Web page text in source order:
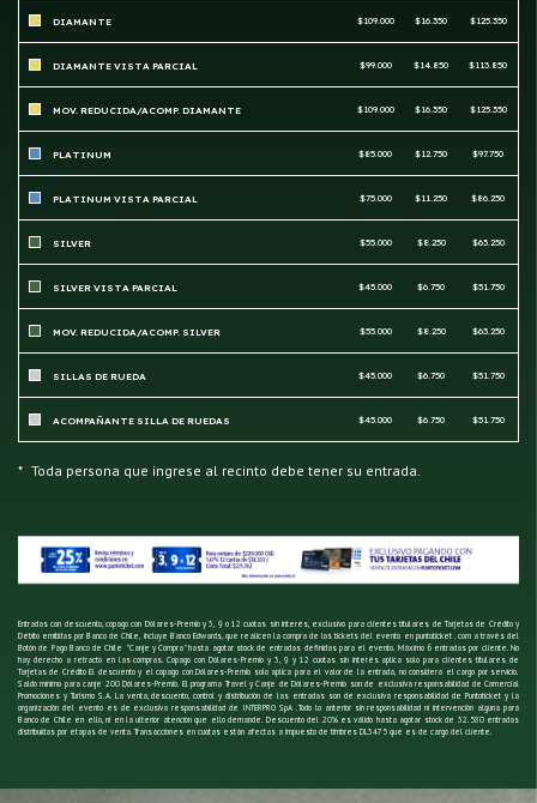
DIAMANTE $109.000 $16.350 $125.350
DIAMANTE VISTA PARCIAL $99.000 $14.850 $113.850
MOV. REDUCIDA/ACOMP. DIAMANTE $109.000 $16.350 $125.350
PLATINUM $85.000 $12.750 $97.750
PLATINUM VISTA PARCIAL $75.000 $11.250 $86.250
SILVER $55.000 $8.250 $63.250
SILVER VISTA PARCIAL $45.000 $6.750 $51.750
MOV. REDUCIDA/ACOMP. SILVER $55.000 $8.250 $63.250
SILLAS DE RUEDA $45.000 $6.750 $51.750
ACOMPAÑANTE SILLA DE RUEDAS $45.000 $6.750 $51.750
* Toda persona que ingrese al recinto debe tener su entrada.
Entradas con descuento, copago con Dólares-Premio y 3, 9 o 12 cuotas sin interés, exclusivo para clientes titulares de Tarjetas de Crédito y
Débito emitidas por Banco de Chile, incluye Banco Edwards, que realicen la compra de los tickets del evento en puntoticket . com a través del
Botón de Pago Banco de Chile "Canje y Compra" hasta agotar stock de entradas definidas para el evento. Máximo 6 entradas por cliente. No
hay derecho a retracto en las compras. Copago con Dólares-Premio y 3, 9 y 12 cuotas sin interés aplica solo para clientes titulares de
Tarjetas de Crédito El descuento y el copago con Dólares-Premio solo aplica para el valor de la entrada, no considera el cargo por servicio.
Saldo mínimo para canje 200 Dólares-Premio. El programa Travel y Canje de Dólares-Premio son de exclusiva responsabilidad de Comercial
Promociones y Turismo S.A. La venta, descuento, control y distribución de las entradas son de exclusiva responsabilidad de Puntoticket y la
organización del evento es de exclusiva responsabilidad de INTERPRO SpA .Todo lo anterior sin responsabilidad ni intervención alguna para
Banco de Chile en ello, ni en la ulterior atención que ello demande. Descuento del 20% es válido hasta agotar stock de 32.580 entradas
distribuidas por etapas de venta. Transacciones en cuotas están afectas a impuesto de timbres DL3475 que es de cargo del cliente.